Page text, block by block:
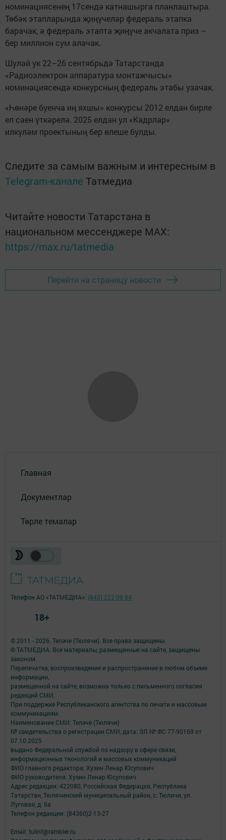
номинациясенең 17сендә катнашырга планлаштыра.
Төбәк этапларында җиңүчеләр федераль этапка
барачак, ә федераль этапта җиңүче акчалата приз –
бер миллион сум алачак.
Шулай ук 22–26 сентябрьдә Татарстанда
«Радиоэлектрон аппаратура монтажчысы»
номинациясендә конкурсның федераль этабы узачак.
«Һөнәре буенча иң яхшы» конкурсы 2012 елдан бирле
ел саен үткәрелә. 2025 елдан ул «Кадрлар»
илкүләм проектының бер өлеше булды.
Следите за самым важным и интересным в
Telegram-канале Татмедиа
Читайте новости Татарстана в
национальном мессенджере MАХ:
https://max.ru/tatmedia
Перейти на страницу новости
Главная
Документлар
Төрле темалар
© 2011 - 2026. Теләче (Тюлячи). Все права защищены.
© ТАТМЕДИА. Все материалы, размещенные на сайте, защищены
законом.
Перепечатка, воспроизведение и распространение в любом объеме
информации,
размещенной на сайте, возможна только с письменного согласия
редакций СМИ.
При поддержке Республиканского агентства по печати и массовым
коммуникациям.
Наименование СМИ: Теләче (Тюлячи)
№ свидетельства о регистрации СМИ, дата: ЭЛ № ФС 77-90169 от
07.10.2025
выдано Федеральной службой по надзору в сфере связи,
информационных технологий и массовых коммуникаций
ФИО главного редактора: Хузин Ленар Юсупович
ФИО руководителя: Хузин Ленар Юсупович
Адрес редакции: 422080, Российская Федерация, Республика
Татарстан, Тюлячинский муниципальный район, с. Тюлячи, ул.
Луговая, д. 6а
Телефон редакции: (84360)2-⁠13-⁠27
Email: tulinf@rambler.ru
Телефон АО «ТАТМЕДИА»: (843) 222 09 84
18+